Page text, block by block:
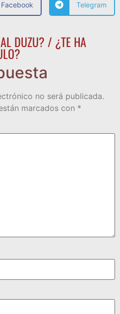
Facebook Telegram
DUZU? / ¿TE HA
no será publicada.
marcados con *